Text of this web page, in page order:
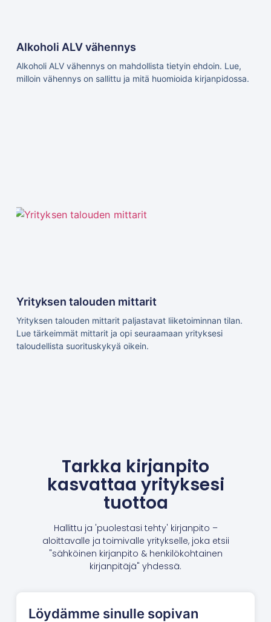
Alkoholi ALV vähennys
Alkoholi ALV vähennys on mahdollista tietyin ehdoin. Lue,
milloin vähennys on sallittu ja mitä huomioida kirjanpidossa.
Yrityksen talouden mittarit
Yrityksen talouden mittarit paljastavat liiketoiminnan tilan.
Lue tärkeimmät mittarit ja opi seuraamaan yrityksesi
taloudellista suorituskykyä oikein.
Tarkka kirjanpito
kasvattaa yrityksesi
tuottoa
Hallittu ja 'puolestasi tehty' kirjanpito –
aloittavalle ja toimivalle yritykselle, joka etsii
"sähköinen kirjanpito & henkilökohtainen
kirjanpitäjä" yhdessä.
Löydämme sinulle sopivan